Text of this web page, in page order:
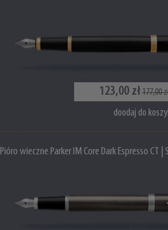
123,00 zł177,00
doodaj do
Pióro wieczne Parker IM Core Dark Espresso CT